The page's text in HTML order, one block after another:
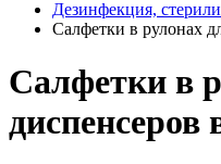
Дезинфекция,
Салфетки в рулонах
Салфетки в
диспенсеров